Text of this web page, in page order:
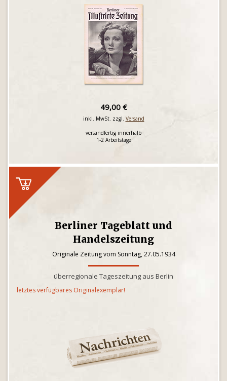
49,00 €
inkl. MwSt. zzgl. Versand
versandfertig innerhalb
1-2 Arbeitstage
Berliner Tageblatt und
Handelszeitung
Originale Zeitung vom Sonntag, 27.05.1934
überregionale Tageszeitung aus Berlin
letztes verfügbares Originalexemplar!